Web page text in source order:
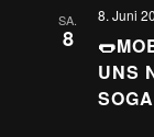
SA.
8
8. Juni
UNS